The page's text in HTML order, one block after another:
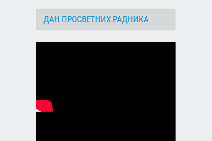
ДАН ПРОСВЕТНИХ РАДНИКА